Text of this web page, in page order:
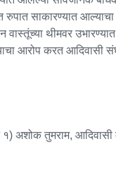
रुपात साकारण्यात
वास्तूंच्या थीमवर
आरोप करत आदिवासी
१) अशोक तुमराम, आदिवासी